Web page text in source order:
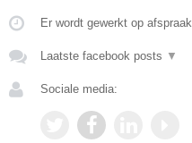
Er wordt gewerkt op afspraak.
Laatste facebook posts ▼
Sociale media: